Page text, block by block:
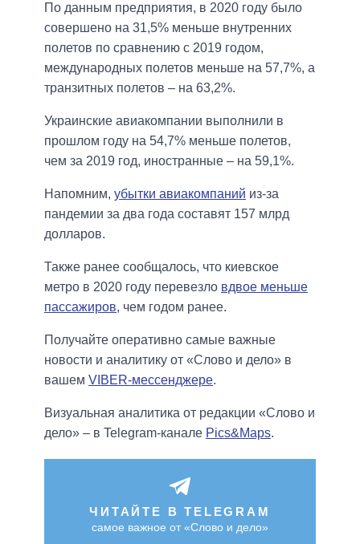
По данным предприятия, в 2020 году было
совершено на 31,5% меньше внутренних
полетов по сравнению с 2019 годом,
международных полетов меньше на 57,7%, а
транзитных полетов – на 63,2%.
Украинские авиакомпании выполнили в
прошлом году на 54,7% меньше полетов,
чем за 2019 год, иностранные – на 59,1%.
Напомним, убытки авиакомпаний из-за
пандемии за два года составят 157 млрд
долларов.
Также ранее сообщалось, что киевское
метро в 2020 году перевезло вдвое меньше
пассажиров, чем годом ранее.
Получайте оперативно самые важные
новости и аналитику от «Слово и дело» в
вашем VIBER-мессенджере.
Визуальная аналитика от редакции «Слово и
дело» – в Telegram-канале Pics&Maps.
ЧИТАЙТЕ В TELEGRAM
самое важное от «Слово и дело»